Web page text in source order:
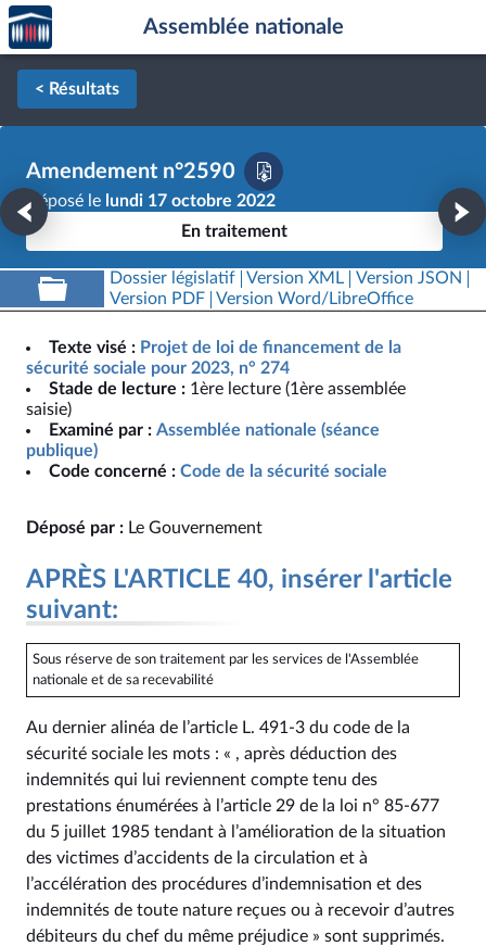
Aller au contenu
Aller en bas de la page
Accèder
à la
page
d'accueil
Assemblée nationale
< Résultats
Amendement n°2590
Déposé le lundi 17 octobre 2022
En traitement
Dossier législatif Version XML
Version JSON
Version PDF
Version Word/LibreOffice
Texte visé : Projet de loi de financement de la
sécurité sociale pour 2023, n° 274
Stade de lecture : 1ère lecture (1ère assemblée
saisie)
Examiné par : Assemblée nationale (séance
publique)
Code concerné : Code de la sécurité sociale
Déposé par : Le Gouvernement
APRÈS L'ARTICLE 40, insérer l'article
suivant:
Sous réserve de son traitement par les services de l'Assemblée
nationale et de sa recevabilité
Au dernier alinéa de l’article L. 491‑3 du code de la
sécurité sociale les mots : « , après déduction des
indemnités qui lui reviennent compte tenu des
prestations énumérées à l’article 29 de la loi n° 85‑677
du 5 juillet 1985 tendant à l’amélioration de la situation
des victimes d’accidents de la circulation et à
l’accélération des procédures d’indemnisation et des
indemnités de toute nature reçues ou à recevoir d’autres
débiteurs du chef du même préjudice » sont supprimés.